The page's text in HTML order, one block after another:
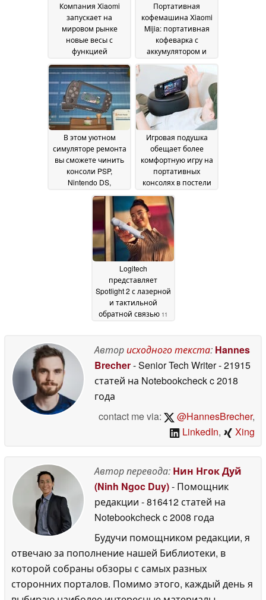
Компания Xiaomi
запускает на
мировом рынке
новые весы с
функцией
массы, оснащенные
дисплеем и
отличающиеся
длительным сроком
службы
аккумулятора02 July
2026
Портативная
кофемашина Xiaomi
Mijia: портативная
кофеварка с
аккумулятором и
June 2026
В этом уютном
симуляторе ремонта
вы сможете чинить
консоли PSP,
Nintendo DS,
телефоны и ретро-
технику в Акихабаре
2000-х годов
20 June
2026
Игровая подушка
обещает более
комфортную игру на
портативных
консолях в постели
June 2026
Logitech
представляет
Spotlight 2 с лазерной
и тактильной
обратной связью 11
Авторисходного текста: Hannes
Brecher- Senior Tech Writer- 21915
статей на Notebookcheckc 2018
года
contact me via:
@HannesBrecher,
LinkedIn, Xing
Автор перевода: Нин Нгок Дуй
(Ninh Ngoc Duy)- Помощник
редакции - 816412 статей на
Notebookcheckc 2008 года
Будучи помощником редакции, я
отвечаю за пополнение нашей Библиотеки, в
которой собраны обзоры с самых разных
сторонних порталов. Помимо этого, каждый день я